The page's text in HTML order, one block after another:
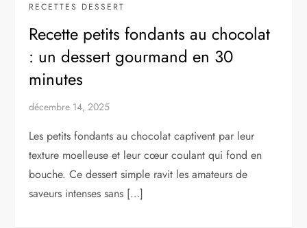
RECETTES DESSERT
Recette petits fondants au chocolat
: un dessert gourmand en 30
minutes
décembre 14, 2025
Les petits fondants au chocolat captivent par leur
texture moelleuse et leur cœur coulant qui fond en
bouche. Ce dessert simple ravit les amateurs de
saveurs intenses sans […]